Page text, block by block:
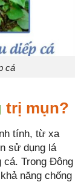
cá
trị mụn?
tính, từ xa
sử dụng lá
cá. Trong Đông
năng chống